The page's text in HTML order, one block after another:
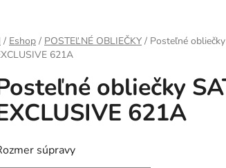
Domov
/ Eshop / POSTEĽNÉ OBLIEČKY / Posteľné
621A
obliečky
621A
súpravy